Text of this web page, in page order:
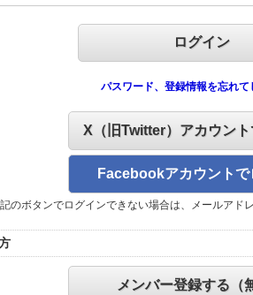
パスワード、登録情報を忘れて
X（旧Twitter）アカウン
Facebookアカウントで
のボタンでログインできない場合は、メールアド
メンバー登録する（